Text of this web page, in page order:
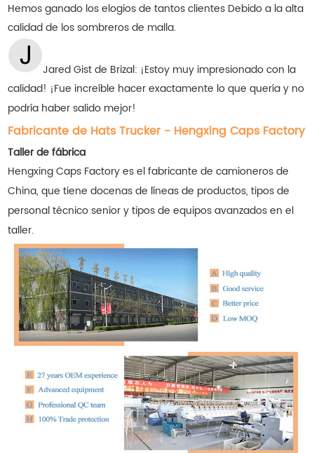
Hemos ganado los elogios de tantos clientes Debido a la alta
calidad de los sombreros de malla.
Jared Gist de Brizal: ¡Estoy muy impresionado con la
calidad! ¡Fue increíble hacer exactamente lo que quería y no
podría haber salido mejor!
Fabricante de Hats Trucker - Hengxing Caps Factory
Taller de fábrica
Hengxing Caps Factory es el fabricante de camioneros de
China, que tiene docenas de líneas de productos, tipos de
personal técnico senior y tipos de equipos avanzados en el
taller.